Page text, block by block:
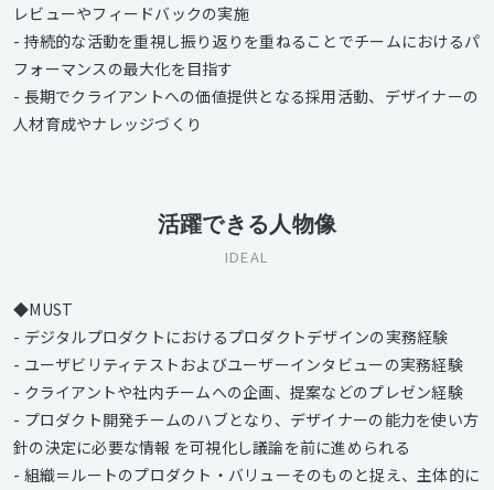
レビューやフィードバックの実施
- 持続的な活動を重視し振り返りを重ねることでチームにおけるパ
フォーマンスの最大化を目指す
- 長期でクライアントへの価値提供となる採用活動、デザイナーの
人材育成やナレッジづくり
活躍できる人物像
IDEAL
◆MUST
- デジタルプロダクトにおけるプロダクトデザインの実務経験
- ユーザビリティテストおよびユーザーインタビューの実務経験
- クライアントや社内チームへの企画、提案などのプレゼン経験
- プロダクト開発チームのハブとなり、デザイナーの能力を使い方
針の決定に必要な情報 を可視化し議論を前に進められる
- 組織＝ルートのプロダクト・バリューそのものと捉え、主体的に